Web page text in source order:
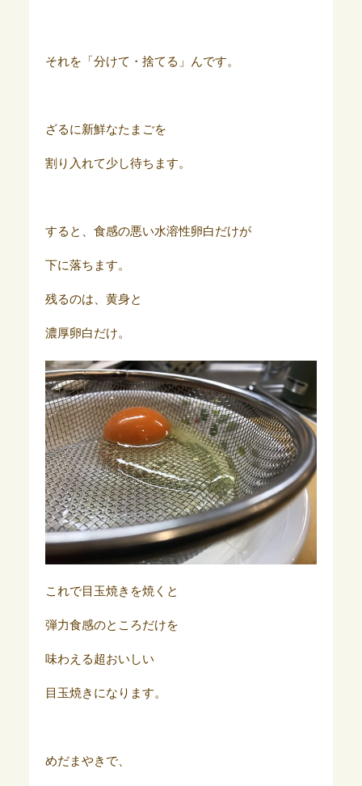
それを「分けて・捨てる」んです。
ざるに新鮮なたまごを
割り入れて少し待ちます。
すると、食感の悪い水溶性卵白だけが
下に落ちます。
残るのは、黄身と
濃厚卵白だけ。
これで目玉焼きを焼くと
弾力食感のところだけを
味わえる超おいしい
目玉焼きになります。
めだまやきで、